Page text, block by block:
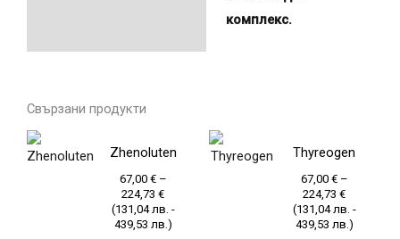
комплекс.
Свързани продукти
Zhenoluten
67,00 € –
224,73 €
range:
through
224,73 €
(131,04 лв. -
439,53 лв. )
multiple
Thyreogen
67,00 € –
224,73€
range:
through
224,73 €
(131,04 лв. -
439,53 лв. )
multiple